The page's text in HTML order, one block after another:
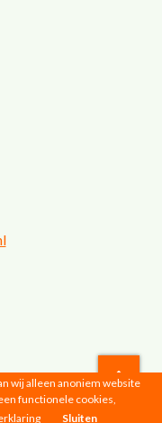
wij alleen anoniem website
functionele cookies,
Sluiten